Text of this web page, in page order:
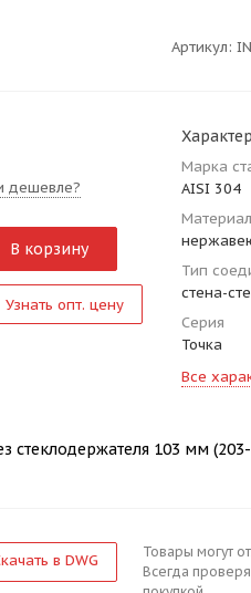
Артикул:
дешевле?
В корзину
Узнать опт. цену
Марка
AISI 304
Материал
Тип
стена-
Серия
Точка
Все
стеклодержателя 103 мм (203-
в DWG
Товары могут
Всегда